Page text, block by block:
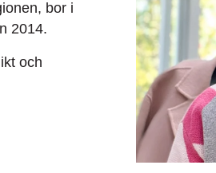
bor i
2014.
och